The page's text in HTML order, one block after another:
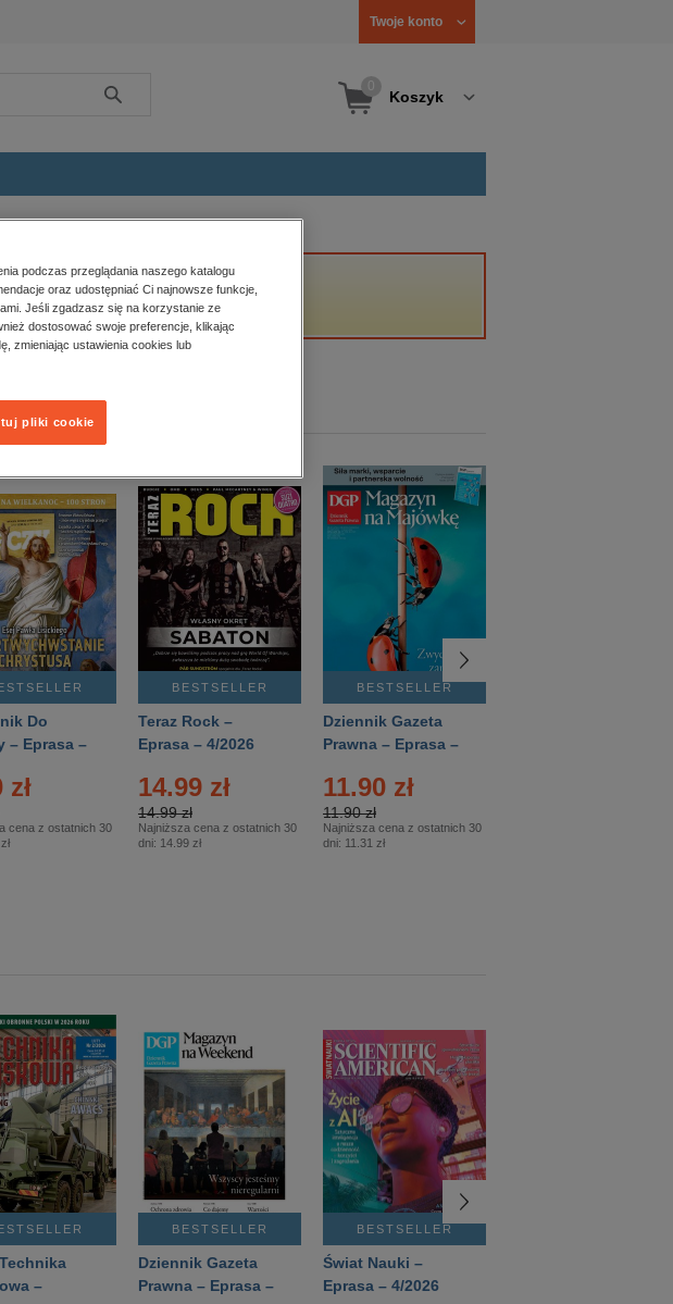
Twoje konto
Szukaj Koszyk
Do
– Eprasa –
zł
cena z ostatnich 30
BESTSELLER
Teraz Rock –
Eprasa – 4/2026
14.99 zł
14.99 zł
Najniższa cena z ostatnich 30
dni: 14.99 zł
BESTSELLER
Dziennik Gazeta
Prawna – Eprasa –
11.90 zł
11.90 zł
Najniższa cena z ostatnich 30
dni: 11.31 zł
–
BESTSELLER
Dziennik Gazeta
Prawna – Eprasa –
BESTSELLER
Świat Nauki –
Eprasa – 4/2026
podczas przeglądania naszego katalogu
oraz udostępniać Ci najnowsze funkcje,
Jeśli zgadzasz się na korzystanie ze
dostosować swoje preferencje, klikając
zmieniając ustawienia cookies lub
pliki cookie